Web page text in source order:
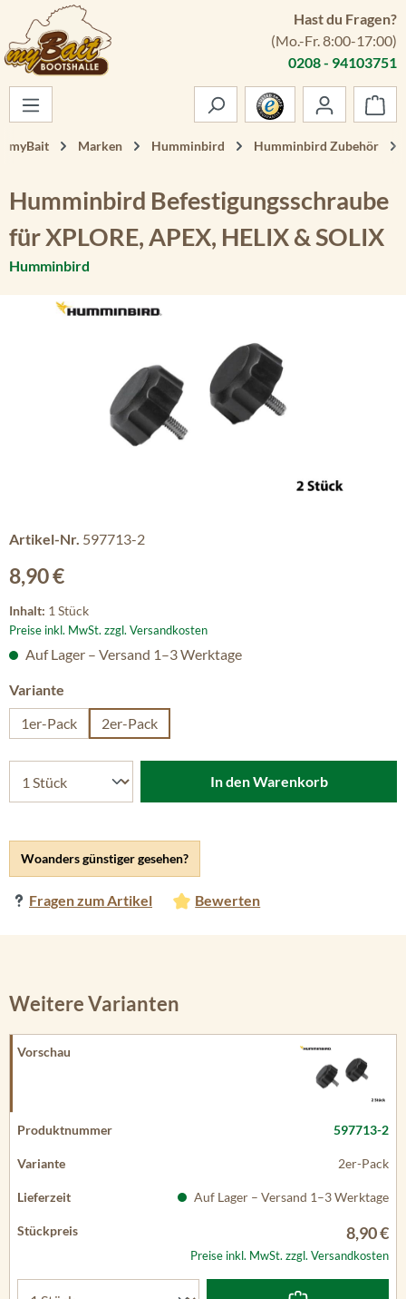
Zum Hauptinhalt springen
Hast du Fragen?
(Mo.-Fr. 8:00-17:00)
0208 - 94103751
myBait Marken Humminbird Humminbird Zubehör
Humminbird Befestigungsschraube
für XPLORE, APEX, HELIX & SOLIX
Humminbird
Bildergalerie überspringen
Artikel-Nr. 597713-2
Regulärer Preis:
8,90 €
Inhalt: 1 Stück
Preise inkl. MwSt. zzgl. Versandkosten
Woanders günstiger gesehen?
Fragen zum Artikel Bewerten
Auf Lager – Versand 1–3 Werktage
Variante
1er-Pack
2er-Pack
In den Warenkorb
Weitere Varianten
597713-2
2er-Pack
Auf Lager – Versand 1–3 Werktage
8,90 €
Preise inkl. MwSt. zzgl. Versandkosten